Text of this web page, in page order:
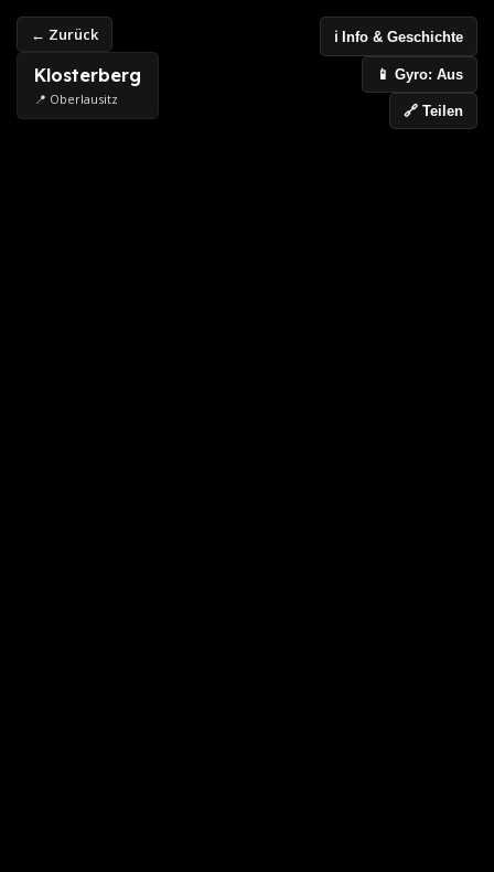
← Zurück
Klosterberg
📍 Oberlausitz
ℹ️ Info & Geschichte
📱 Gyro: Aus
🔗 Teilen